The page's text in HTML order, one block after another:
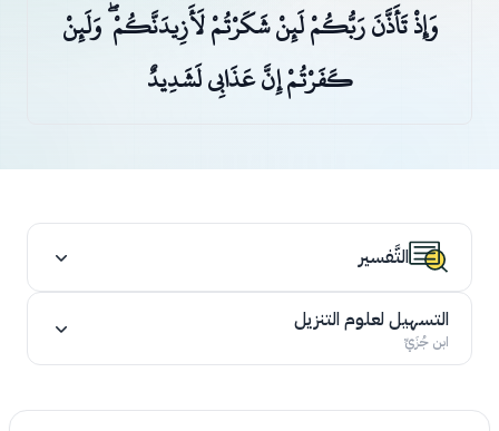
وَإِذْ تَأَذَّنَ رَبُّكُمْ لَئِنْ شَكَرْتُمْ لَأَزِيدَنَّكُمْ ۖ وَلَئِنْ
كَفَرْتُمْ إِنَّ عَذَابِي لَشَدِيدٌ
التَّفسير
التسهيل لعلوم التنزيل
ابن جُزَيِّ